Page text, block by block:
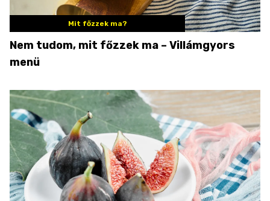
Mit főzzek ma?
Nem tudom, mit főzzek ma – Villámgyors
menü